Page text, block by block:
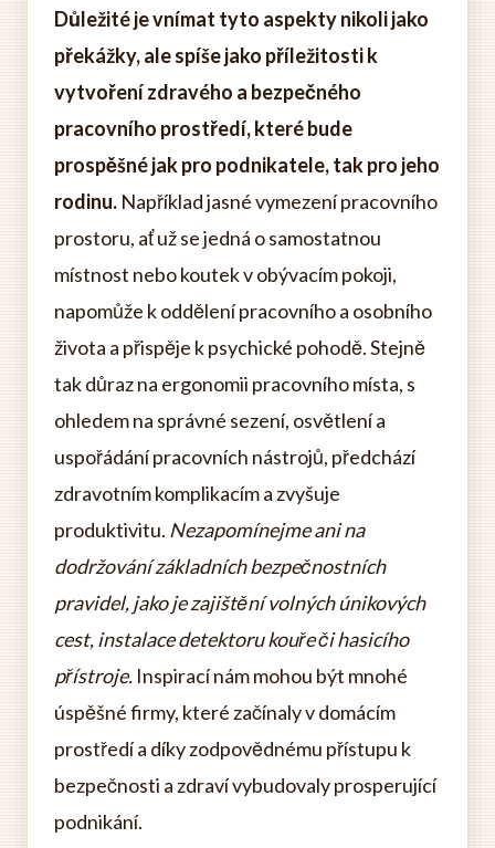
Důležité je vnímat tyto aspekty nikoli jako
překážky, ale spíše jako příležitosti k
vytvoření zdravého a bezpečného
pracovního prostředí, které bude
prospěšné jak pro podnikatele, tak pro jeho
rodinu. Například jasné vymezení pracovního
prostoru, ať už se jedná o samostatnou
místnost nebo koutek v obývacím pokoji,
napomůže k oddělení pracovního a osobního
života a přispěje k psychické pohodě. Stejně
tak důraz na ergonomii pracovního místa, s
ohledem na správné sezení, osvětlení a
uspořádání pracovních nástrojů, předchází
zdravotním komplikacím a zvyšuje
produktivitu. Nezapomínejme ani na
dodržování základních bezpečnostních
pravidel, jako je zajištění volných únikových
cest, instalace detektoru kouře či hasicího
přístroje. Inspirací nám mohou být mnohé
úspěšné firmy, které začínaly v domácím
prostředí a díky zodpovědnému přístupu k
bezpečnosti a zdraví vybudovaly prosperující
podnikání.